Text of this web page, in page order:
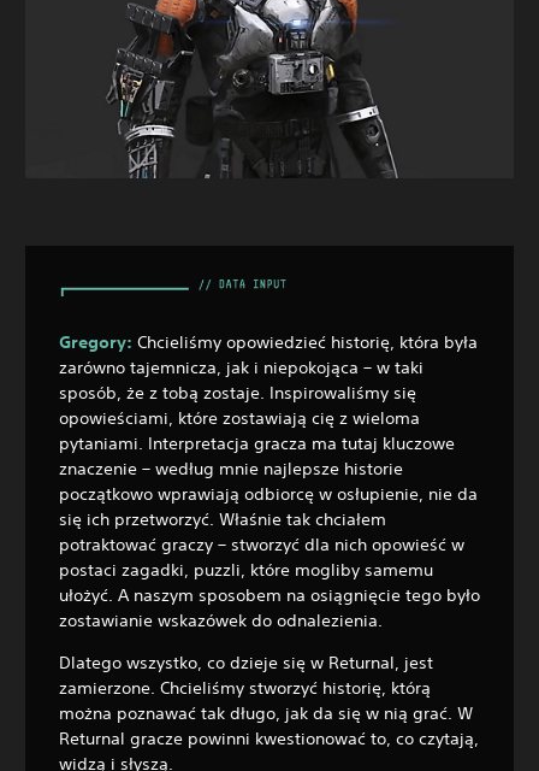
Gregory: Chcieliśmy opowiedzieć historię, która była
zarówno tajemnicza, jak i niepokojąca – w taki
sposób, że z tobą zostaje. Inspirowaliśmy się
opowieściami, które zostawiają cię z wieloma
pytaniami. Interpretacja gracza ma tutaj kluczowe
znaczenie – według mnie najlepsze historie
początkowo wprawiają odbiorcę w osłupienie, nie da
się ich przetworzyć. Właśnie tak chciałem
potraktować graczy – stworzyć dla nich opowieść w
postaci zagadki, puzzli, które mogliby samemu
ułożyć. A naszym sposobem na osiągnięcie tego było
zostawianie wskazówek do odnalezienia.
Dlatego wszystko, co dzieje się w Returnal, jest
zamierzone. Chcieliśmy stworzyć historię, którą
można poznawać tak długo, jak da się w nią grać. W
Returnal gracze powinni kwestionować to, co czytają,
widzą i słyszą.